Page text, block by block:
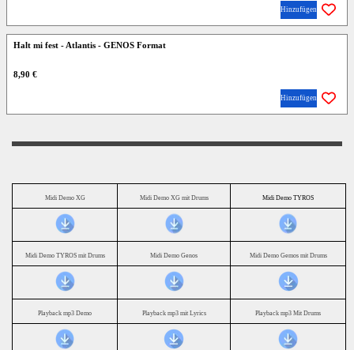
Hinzufügen
Halt mi fest - Atlantis - GENOS Format
8,90 €
Hinzufügen
Midi Demo XG Midi Demo XG mit Drums Midi Demo TYROS
Midi Demo TYROS mit Drums Midi Demo Genos Midi Demo Gemos mit Drums
Playback mp3 Demo Playback mp3 mit Lyrics Playback mp3 Mit Drums